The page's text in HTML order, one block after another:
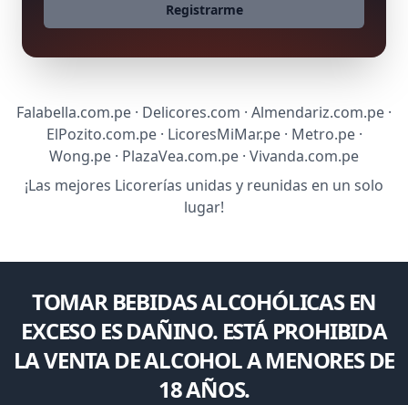
Registrarme
Falabella.com.pe · Delicores.com · Almendariz.com.pe ·
ElPozito.com.pe · LicoresMiMar.pe · Metro.pe ·
Wong.pe · PlazaVea.com.pe · Vivanda.com.pe
¡Las mejores Licorerías unidas y reunidas en un solo
lugar!
TOMAR BEBIDAS ALCOHÓLICAS EN
EXCESO ES DAÑINO. ESTÁ PROHIBIDA
LA VENTA DE ALCOHOL A MENORES DE
18 AÑOS.